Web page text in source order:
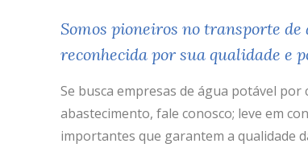
Somos pioneiros no transporte
reconhecida por sua qualidade e
Se busca empresas de água potável
abastecimento, fale conosco; leve em
importantes que garantem a qualidade